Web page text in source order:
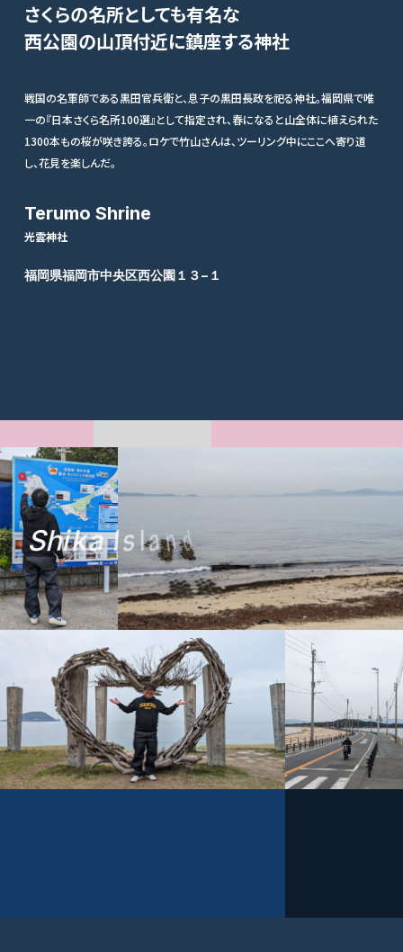
さくらの名所としても有名な
西公園の山頂付近に鎮座する神社
戦国の名軍師である黒田官兵衛と、息子の黒田長政を祀る神社。福岡県で唯
一の『日本さくら名所100選』として指定され、春になると山全体に植えられた
1300本もの桜が咲き誇る。ロケで竹山さんは、ツーリング中にここへ寄り道
し、花見を楽しんだ。
Terumo Shrine
光雲神社
福岡県福岡市中央区西公園１３−１
ShikaIsland